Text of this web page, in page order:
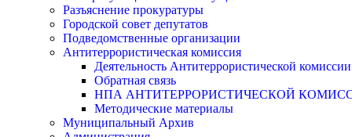
Разъяснение прокуратуры
Городской совет депутатов
Подведомственные организации
Антитеррористическая комиссия
Деятельность Антитеррористической комиссии
Обратная связь
НПА АНТИТЕРРОРИСТИЧЕСКОЙ
Методические материалы
Муниципальный Архив